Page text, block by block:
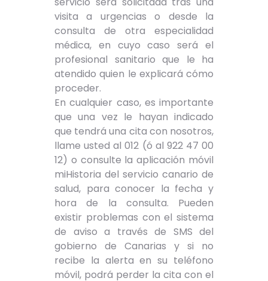
visita a urgencias o desde la
consulta de otra especialidad
médica, en cuyo caso será el
profesional sanitario que le ha
atendido quien le explicará cómo
proceder.
En cualquier caso, es importante
que una vez le hayan indicado
que tendrá una cita con nosotros,
llame usted al 012 (ó al 922 47 00
12) o consulte la aplicación móvil
miHistoria del servicio canario de
salud, para conocer la fecha y
hora de la consulta. Pueden
existir problemas con el sistema
de aviso a través de SMS del
gobierno de Canarias y si no
recibe la alerta en su teléfono
móvil, podrá perder la cita con el